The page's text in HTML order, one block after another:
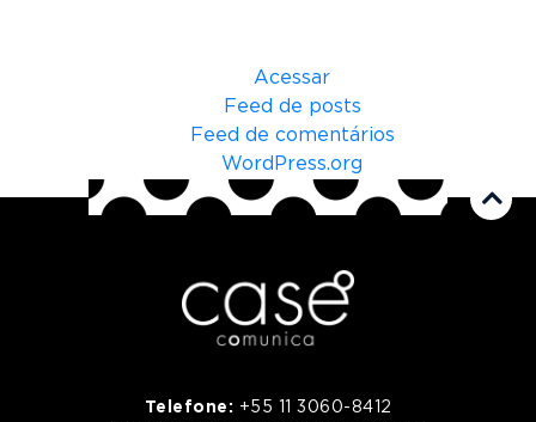
Acessar
Feed de posts
Feed de comentários
WordPress.org
Telefone: +55 11 3060-8412